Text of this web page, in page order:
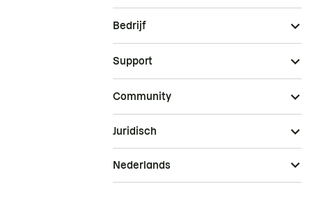
Bedrijf
Support
Community
Juridisch
Nederlands